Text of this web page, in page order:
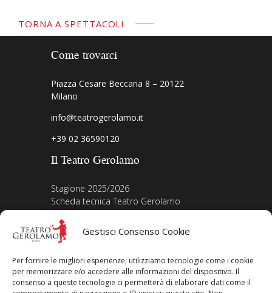
Gestisci Consenso Cookie
Per fornire le migliori esperienze, utilizziamo tecnologie come i cookie
per memorizzare e/o accedere alle informazioni del dispositivo. Il
consenso a queste tecnologie ci permetterà di elaborare dati come il
TORNA A SPETTACOLI
Come trovarci
Piazza Cesare Beccaria 8 – 20122
Milano
info@teatrogerolamo.it
+39 02 36590120
Il Teatro Gerolamo
Stagione 2025/2026
Scheda tecnica Teatro Gerolamo
Acquista i biglietti
La nostra storia
Area legale